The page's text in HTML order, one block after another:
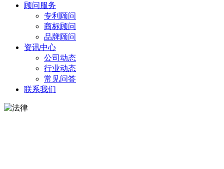
顾问服务
专利顾问
商标顾问
品牌顾问
资讯中心
公司动态
行业动态
常见问答
联系我们